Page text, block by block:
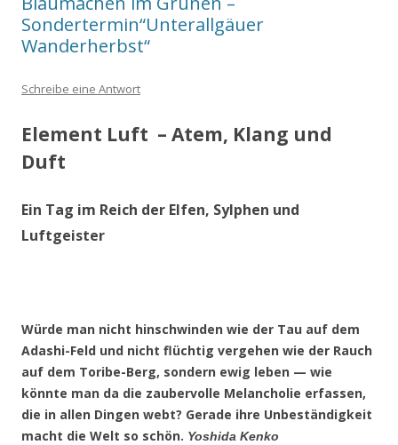
Sondertermin“Unterallgäuer
Wanderherbst“
Schreibe eine Antwort
Element Luft – Atem, Klang und
Duft
Ein Tag im Reich der Elfen, Sylphen und
Luftgeister
Würde man nicht hinschwinden wie der Tau auf dem
Adashi-Feld und nicht flüchtig vergehen wie der Rauch
auf dem Toribe-Berg, sondern ewig leben — wie
könnte man da die zaubervolle Melancholie erfassen,
die in allen Dingen webt? Gerade ihre Unbeständigkeit
macht die Welt so schön. Yoshida Kenko